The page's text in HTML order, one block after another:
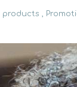
products ,